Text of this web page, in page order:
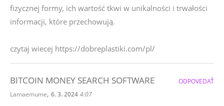
fizycznej formy, ich wartość tkwi w unikalności i trwałości
informacji, które przechowują.
czytaj wiecej https://dobreplastiki.com/pl/
BITCOIN MONEY SEARCH SOFTWARE
Lamaemume, 6. 3. 2024 4:07
ODPOVEDAŤ